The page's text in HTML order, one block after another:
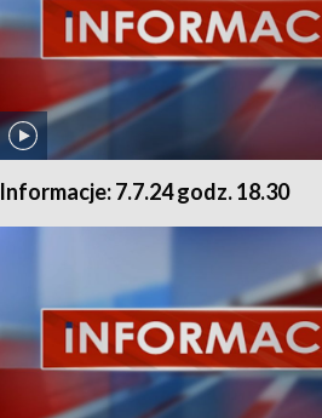
Informacje: 7.7.24 godz. 18.30